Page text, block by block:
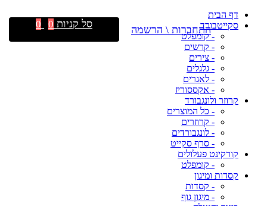
דף הבית
סקייטבורד
- קומפלט
- קרשים
- צירים
- גלגלים
- לאגרים
- אקססוריז
קרוזר ולונגבורד
- כל המוצרים
- קרוזרים
- לונגבורדים
- סרף סקייט
קורקינט פעלולים
- קומפלט
קסדות ומיגון
- קסדות
- מיגון גוף
התחברות \ הרשמה סל קניות 0
0